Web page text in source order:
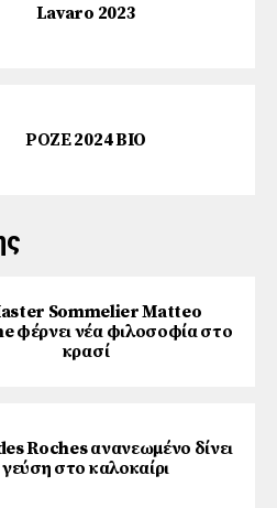
Lavaro 2023
ΡΟΖΕ 2024 BIO
Sommelier Matteo
φέρνει νέα φιλοσοφία στο
κρασί
Roches ανανεωμένο δίνει
γεύση στο καλοκαίρι